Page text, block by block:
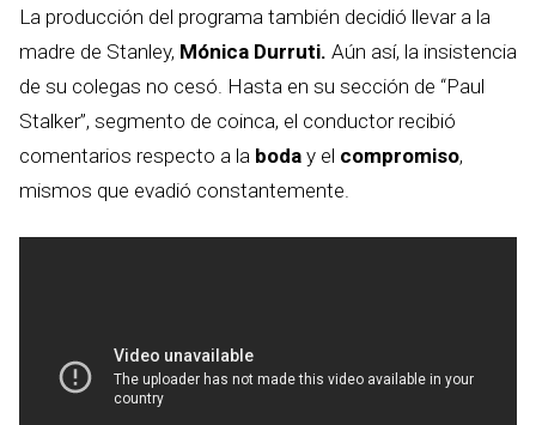
La producción del programa también decidió llevar a la
madre de Stanley, Mónica Durruti. Aún así, la insistencia
de su colegas no cesó. Hasta en su sección de “Paul
Stalker”, segmento de coinca, el conductor recibió
comentarios respecto a la boda y el compromiso,
mismos que evadió constantemente.